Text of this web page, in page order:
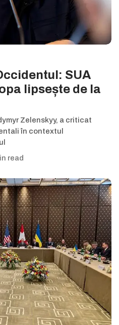
SUA
lipsește de la
Zelenskyy, a criticat
în contextul
read